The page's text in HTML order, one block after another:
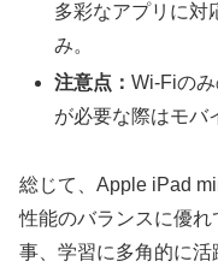
多彩なアプリに対
み。
注意点：Wi-Fiの
が必要な際はモバ
総じて、Apple iPad
性能のバランスに優
事、学習に多角的に活